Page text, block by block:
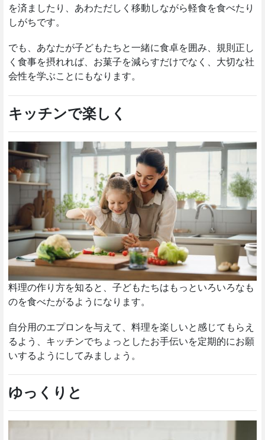
を済ましたり、あわただしく移動しながら軽食を食べたり
しがちです。
でも、あなたが子どもたちと一緒に食卓を囲み、規則正し
く食事を摂れれば、お菓子を減らすだけでなく、大切な社
会性を学ぶことにもなります。
キッチンで楽しく
料理の作り方を知ると、子どもたちはもっといろいろなも
のを食べたがるようになります。
自分用のエプロンを与えて、料理を楽しいと感じてもらえ
るよう、キッチンでちょっとしたお手伝いを定期的にお願
いするようにしてみましょう。
ゆっくりと